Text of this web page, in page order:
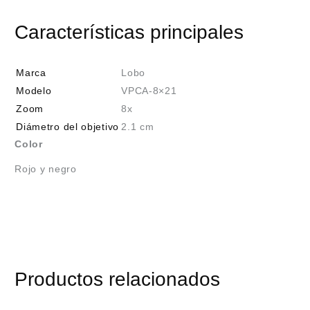
Características principales
Marca
Lobo
Modelo
VPCA-8×21
Zoom
8x
Diámetro del objetivo 2.1 cm
Color
Rojo y negro
Productos relacionados